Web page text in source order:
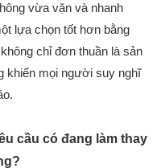
vừa vặn và nhanh
lựa chọn tốt hơn bằng
chỉ đơn thuần là sản
khiến mọi người suy nghĩ
cầu có đang làm thay